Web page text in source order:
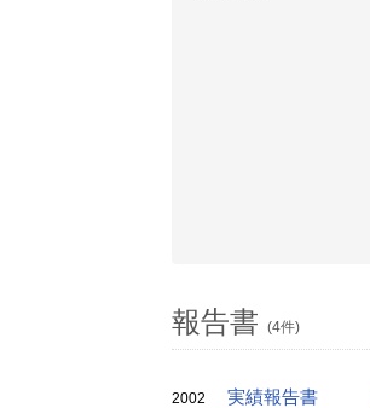
報告書 (4件)
2002 実績報告書